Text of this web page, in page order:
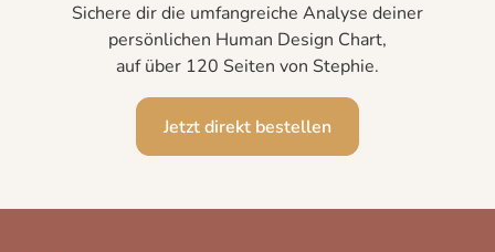
Sichere dir die umfangreiche Analyse deiner
persönlichen Human Design Chart,
auf über 120 Seiten von Stephie.
Jetzt direkt bestellen